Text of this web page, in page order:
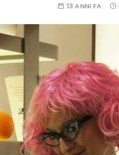
13 ANNI FA